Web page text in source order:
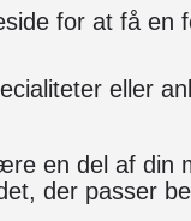
for at få en
eller
en del af din
der passer